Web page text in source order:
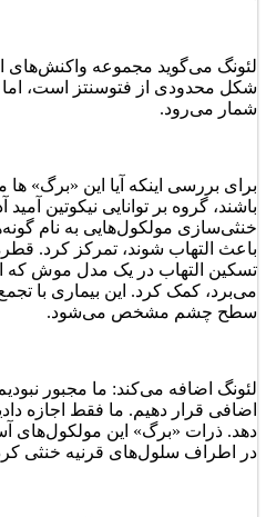
لئونگ می‌گوید مجموعه واکنش‌های
شکل محدودی از فتوسنتز است، اما
شمار می‌رود.
برای بررسی اینکه آیا این «برگ» ‌ها
باشند، گروه بر توانایی نیکوتین
خنثی‌سازی مولکول‌هایی به نام
باعث التهاب شوند، تمرکز کرد.
تسکین التهاب در یک مدل موش
می‌برد، کمک کرد. این بیماری‌ با
سطح چشم مشخص می‌شود.
لئونگ اضافه می‌کند: ما مجبور
اضافی قرار دهیم. ما فقط اجازه
دهد. ذرات «برگ» این مولکول‌های
در اطراف سلول‌های قرنیه خنثی